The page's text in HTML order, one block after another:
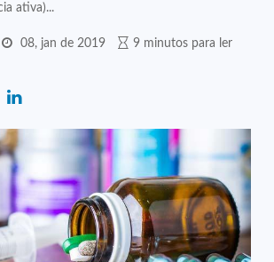
ativa)...
08, jan de 2019 9 minutos para ler